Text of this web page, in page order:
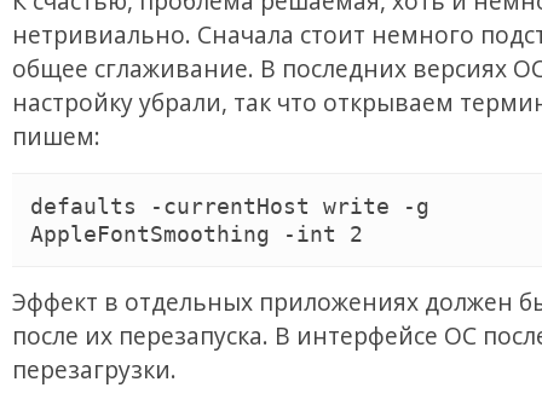
нетривиально. Сначала стоит немного
общее сглаживание. В последних версиях
настройку убрали, так что открываем
пишем:
defaults -currentHost write -g
Эффект в отдельных приложениях должен
после их перезапуска. В интерфейсе ОС
перезагрузки.